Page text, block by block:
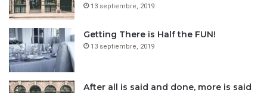
13 septiembre, 2019
Getting There is Half the FUN!
13 septiembre, 2019
After all is said and done, more is said